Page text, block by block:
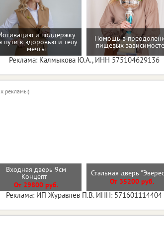
и поддержку
пути к здоровью и телу
мечты
Помощь в
пищевых
Реклама: Калмыкова Ю.А., ИНН 575104629136
рекламы)
Входная дверь 9см
Концепт
От 29800 руб.
Стальная дверь
От 35200 руб.
Реклама: ИП Журавлев П.В. ИНН: 571601114404